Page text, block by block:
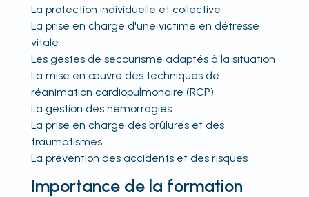
La protection individuelle et collective
La prise en charge d'une victime en détresse
vitale
Les gestes de secourisme adaptés à la situation
La mise en œuvre des techniques de
réanimation cardiopulmonaire (RCP)
La gestion des hémorragies
La prise en charge des brûlures et des
traumatismes
La prévention des accidents et des risques
Importance de la formation